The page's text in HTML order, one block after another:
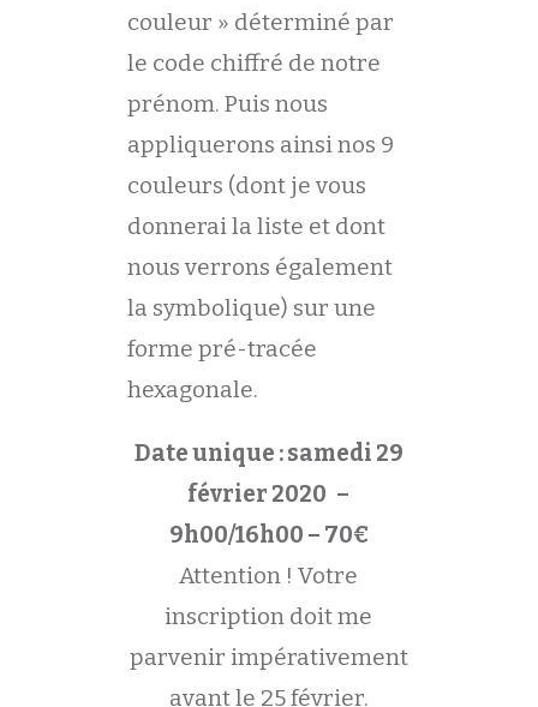
couleur » déterminé par
le code chiffré de notre
prénom. Puis nous
appliquerons ainsi nos 9
couleurs (dont je vous
donnerai la liste et dont
nous verrons également
la symbolique) sur une
forme pré-tracée
hexagonale.
Date unique : samedi 29
février 2020 –
9h00/16h00 – 70€
Attention ! Votre
inscription doit me
parvenir impérativement
avant le 25 février.